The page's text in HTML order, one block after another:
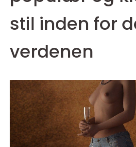
stil inden for
verdenen